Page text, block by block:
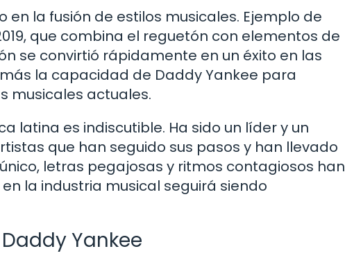
la fusión de estilos musicales. Ejemplo de
que combina el reguetón con elementos de
se convirtió rápidamente en un éxito en las
la capacidad de Daddy Yankee para
musicales actuales.
latina es indiscutible. Ha sido un líder y un
que han seguido sus pasos y han llevado
letras pegajosas y ritmos contagiosos han
la industria musical seguirá siendo
Yankee